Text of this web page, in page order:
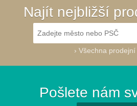
Najít nejbližší
› Všechna prodejní
Pošlete nám